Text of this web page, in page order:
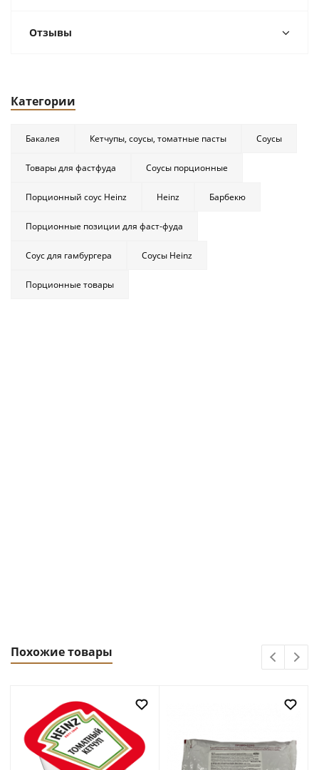
Отзывы
Категории
Бакалея Кетчупы, соусы, томатные пасты Соусы
Товары для фастфуда Соусы порционные
Порционный соус Heinz Heinz Барбекю
Порционные позиции для фаст-фуда
Соус для гамбургера Соусы Heinz
Порционные товары
Похожие товары